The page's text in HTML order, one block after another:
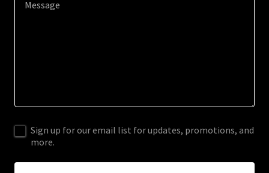
Sign up for our email list for updates, promotions, and
more.